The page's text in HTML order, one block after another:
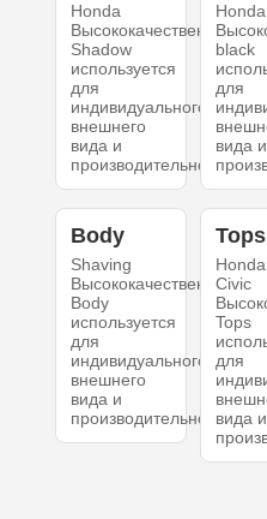
Honda
Высококачественный
Shadow
используется
для
индивидуального
внешнего
вида и
производительности.
Honda
black
для
вида и
Body
Shaving
Высококачественный
Body
используется
для
индивидуального
внешнего
вида и
производительности.
Tops
Civic
Tops
для
вида и